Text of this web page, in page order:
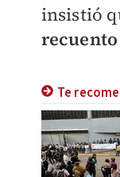
insistió
Te